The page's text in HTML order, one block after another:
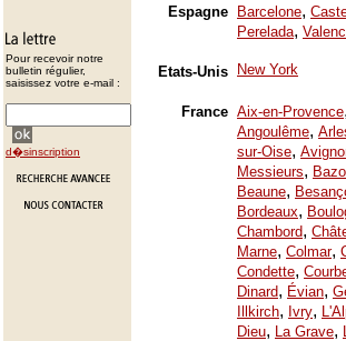
Pour recevoir notre
bulletin régulier,
saisissez votre e-mail :
d�sinscription
Espagne Barcelone,
Perelada,
Etats-Unis New York
France Aix-en-Provence
Angoulême,
sur-Oise,
Messieurs,
Beaune,
Bordeaux,
Chambord,
Marne, Colmar,
Condette,
Dinard, Évian,
Illkirch, Ivry,
Dieu, La Grave,